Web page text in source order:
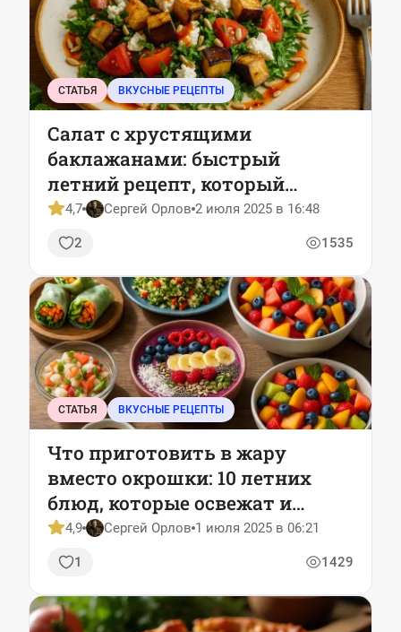
СТАТЬЯ ВКУСНЫЕ РЕЦЕПТЫ
Салат с хрустящими
баклажанами: быстрый
летний рецепт, который
хочется готовить снова и
снова
4,7 Сергей Орлов 2 июля 2025 в 16:48
2 1535
СТАТЬЯ ВКУСНЫЕ РЕЦЕПТЫ
Что приготовить в жару
вместо окрошки: 10 летних
блюд, которые освежат и
насытят
4,9 Сергей Орлов 1 июля 2025 в 06:21
1 1429